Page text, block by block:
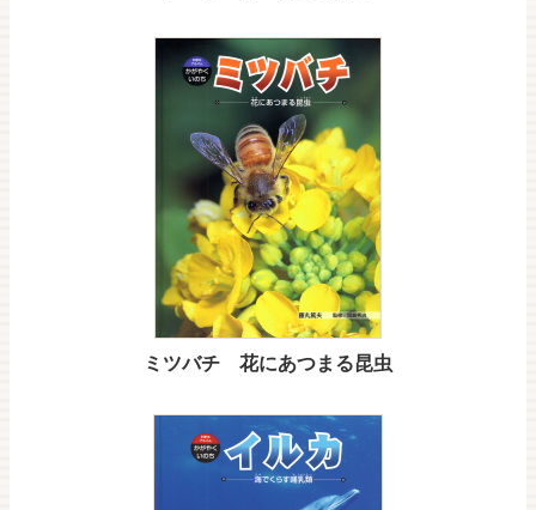
ミツバチ 花にあつまる昆虫